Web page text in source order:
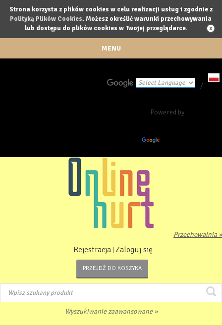
Strona korzysta z plików cookies w celu realizacji usług i zgodnie z
Polityką Plików Cookies. Możesz określić warunki przechowywania
lub dostępu do plików cookies w Twojej przeglądarce.
MENU
Powered by
/
Przechowalnia »
Rejestracja Zaloguj się
PRZEJDŹ DO KOSZYKA
Wyszukiwanie zaawansowane »